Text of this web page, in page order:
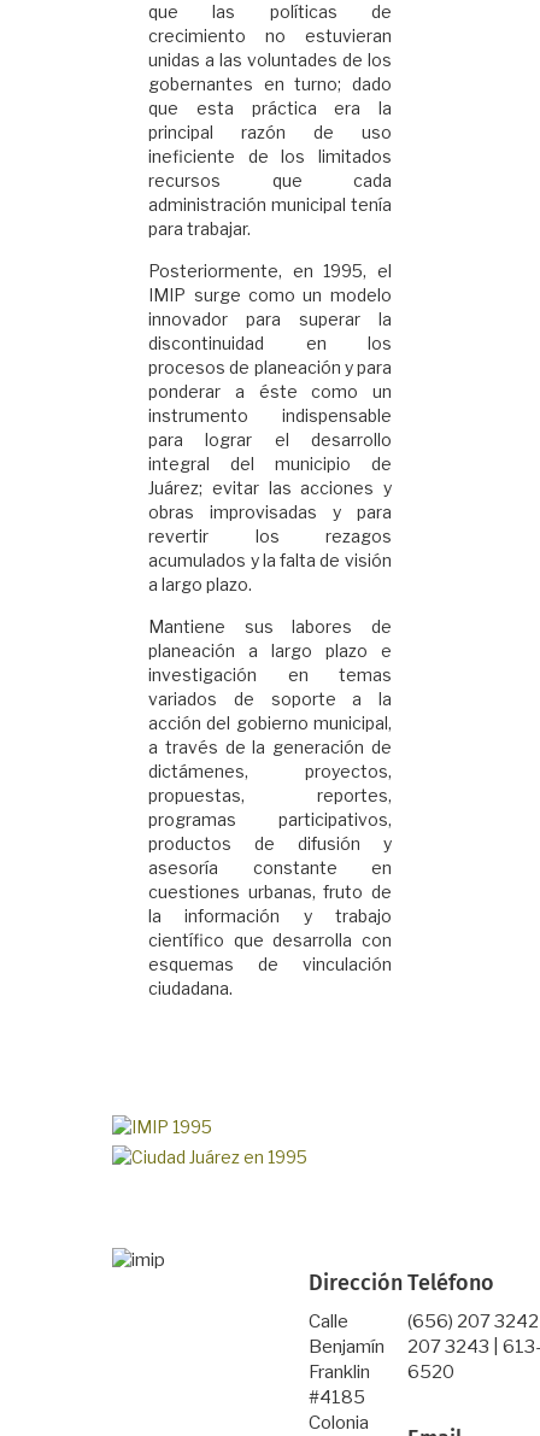
que las políticas de
crecimiento no estuvieran
unidas a las voluntades de los
gobernantes en turno; dado
que esta práctica era la
principal razón de uso
ineficiente de los limitados
recursos que cada
administración municipal tenía
para trabajar.
Posteriormente, en 1995, el
IMIP surge como un modelo
innovador para superar la
discontinuidad en los
procesos de planeación y para
ponderar a éste como un
instrumento indispensable
para lograr el desarrollo
integral del municipio de
Juárez; evitar las acciones y
obras improvisadas y para
revertir los rezagos
acumulados y la falta de visión
a largo plazo.
Mantiene sus labores de
planeación a largo plazo e
investigación en temas
variados de soporte a la
acción del gobierno municipal,
a través de la generación de
dictámenes, proyectos,
propuestas, reportes,
programas participativos,
productos de difusión y
asesoría constante en
cuestiones urbanas, fruto de
la información y trabajo
científico que desarrolla con
esquemas de vinculación
ciudadana.
Dirección
Calle
Benjamín
Franklin
#4185
Colonia
Teléfono
(656) 207
207 3243 |
6520